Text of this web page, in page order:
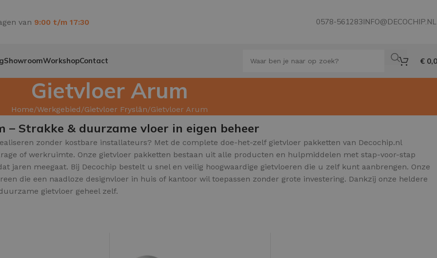
van 9:00 t/m 17:30 0578-561283INFO@DECOCHIP.NL
ShowroomWorkshopContact €
Gietvloer Arum
Home Werkgebied Gietvloer Fryslân Gietvloer Arum
Strakke & duurzame vloer in eigen beheer
zonder kostbare installateurs? Met de complete doe-het-zelf gietvloer pakketten van Decochip.nl
of werkruimte. Onze gietvloer pakketten bestaan uit alle producten en hulpmiddelen met stap-voor-stap
jaren meegaat. Bij Decochip bestelt u snel en veilig hoogwaardige gietvloeren die u zelf kunt aanbrengen. Onze
die een naadloze designvloer in huis of kantoor wil toepassen zonder grote investering. Dankzij onze heldere
gietvloer geheel zelf.